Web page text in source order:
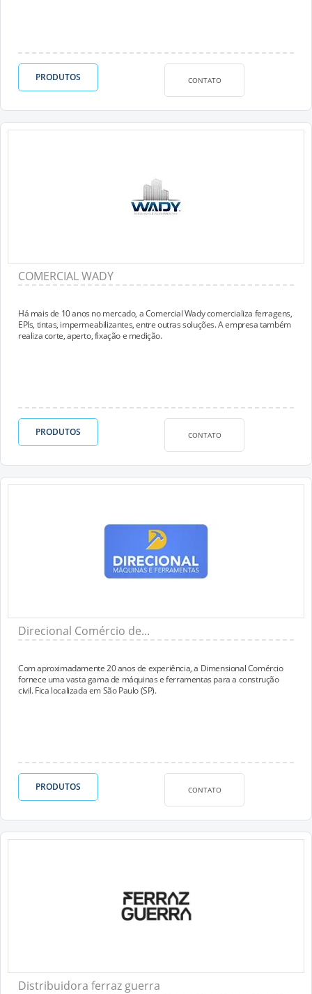
PRODUTOS CONTATO
COMERCIAL WADY
Há mais de 10 anos no mercado, a Comercial Wady comercializa ferragens,
EPIs, tintas, impermeabilizantes, entre outras soluções. A empresa também
realiza corte, aperto, fixação e medição.
PRODUTOS CONTATO
Direcional Comércio de...
Com aproximadamente 20 anos de experiência, a Dimensional Comércio
fornece uma vasta gama de máquinas e ferramentas para a construção
civil. Fica localizada em São Paulo (SP).
PRODUTOS CONTATO
Distribuidora ferraz guerra